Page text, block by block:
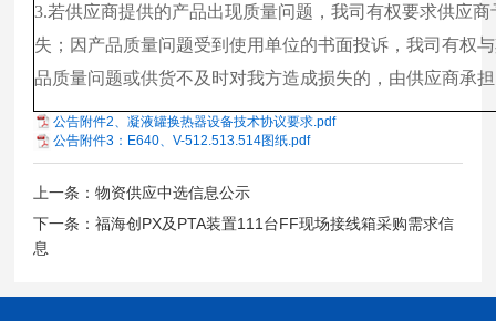
3.若供应商提供的产品出现质量问题，我司有权要求供应
失；因产品质量问题受到使用单位的书面投诉，我司有权
品质量问题或供货不及时对我方造成损失的，由供应商承
公告附件2、凝液罐换热器设备技术协议要求.pdf
公告附件3：E640、V-512.513.514图纸.pdf
上一条：物资供应中选信息公示
下一条：福海创PX及PTA装置111台FF现场接线箱采购需求信
息